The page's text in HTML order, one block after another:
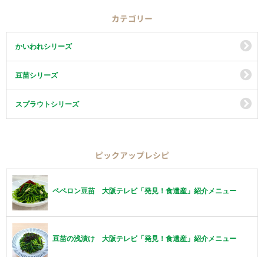
カテゴリー
かいわれシリーズ
豆苗シリーズ
スプラウトシリーズ
ピックアップレシピ
ペペロン豆苗 大阪テレビ「発見！食遺産」紹介メニュー
豆苗の浅漬け 大阪テレビ「発見！食遺産」紹介メニュー